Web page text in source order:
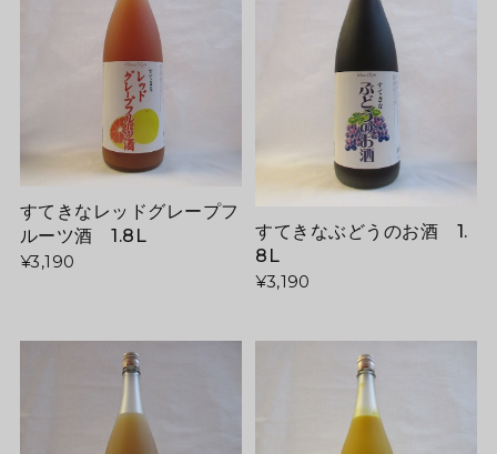
すてきなレッドグレープフ
ルーツ酒 1.8L
¥3,190
すてきなぶどうのお酒 1.
8L
¥3,190